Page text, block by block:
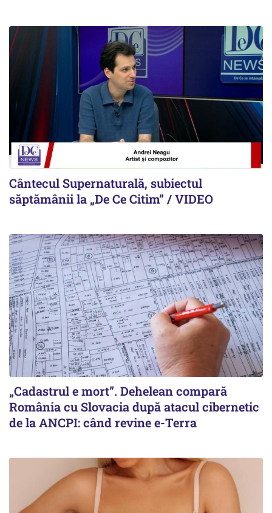
Cântecul Supernaturală, subiectul
săptămânii la „De Ce Citim” / VIDEO
„Cadastrul e mort”. Dehelean compară
România cu Slovacia după atacul cibernetic
de la ANCPI: când revine e-Terra